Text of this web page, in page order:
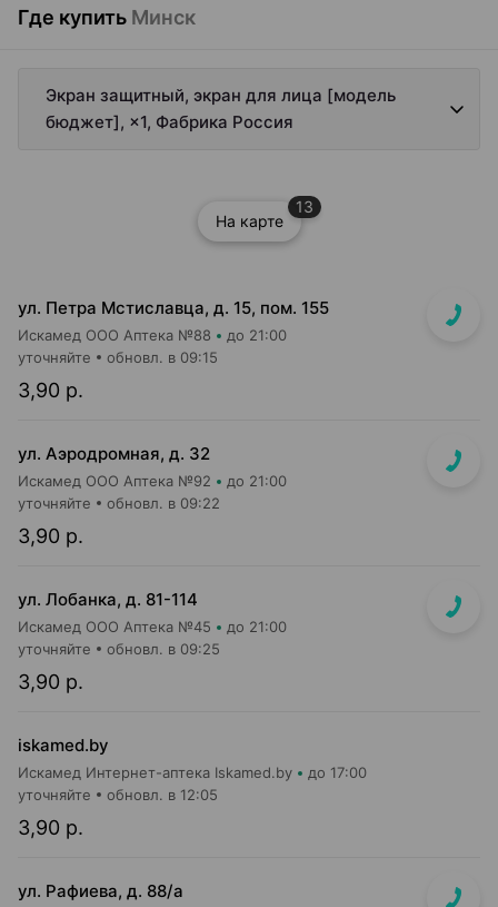
Где купить Минск
Экран защитный, экран для лица [модель
бюджет], ×1, Фабрика Россия
На карте
13
ул. Петра Мстиславца, д. 15, пом. 155
Искамед ООО Аптека №88 до 21:00
3,90 р.
уточняйте обновл. в 09:15
ул. Аэродромная, д. 32
Искамед ООО Аптека №92 до 21:00
3,90 р.
уточняйте обновл. в 09:22
ул. Лобанка, д. 81-114
Искамед ООО Аптека №45 до 21:00
3,90 р.
уточняйте обновл. в 09:25
iskamed.by
Искамед Интернет-аптека Iskamed.by до 17:00
3,90 р.
уточняйте обновл. в 12:05
ул. Рафиева, д. 88/а